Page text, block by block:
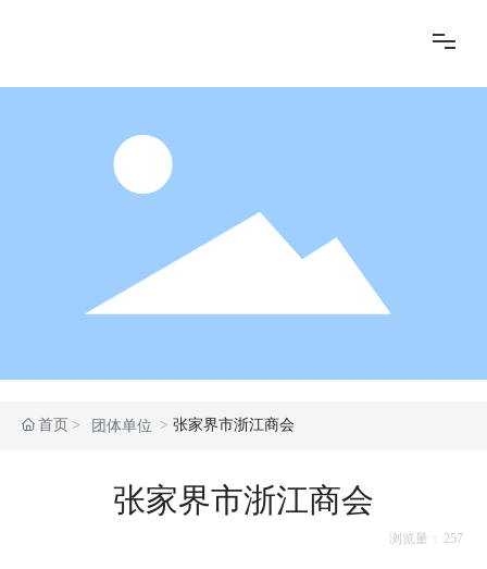
项目合作
党建专区
首页 团体单位 张家界市浙江商会
张家界市浙江商会
浏览量： 257